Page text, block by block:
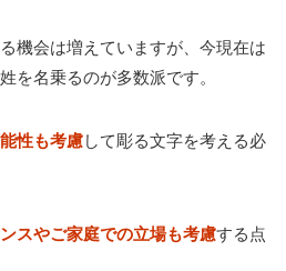
機会は増えていますが、今現在は
を名乗るのが多数派です。
性も考慮して彫る文字を考える必
スやご家庭での立場も考慮する点